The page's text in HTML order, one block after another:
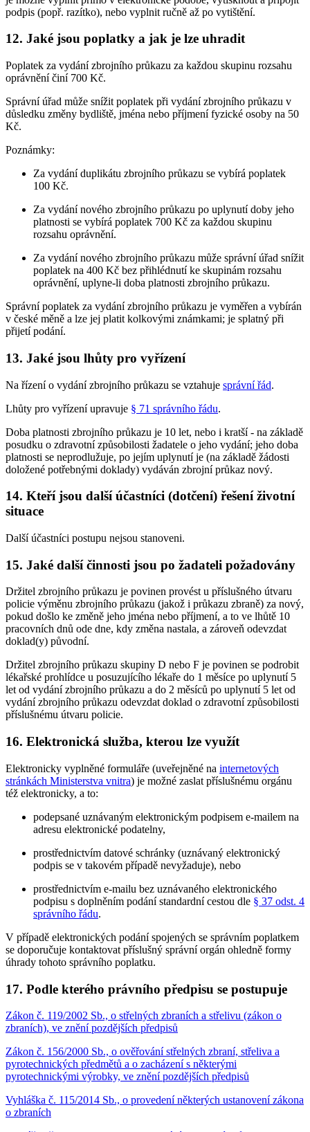
podpis (popř. razítko), nebo vyplnit ručně až po vytištění.
12. Jaké jsou poplatky a jak je lze uhradit
Poplatek za vydání zbrojního průkazu za každou skupinu rozsahu
oprávnění činí 700 Kč.
Správní úřad může snížit poplatek při vydání zbrojního průkazu v
důsledku změny bydliště, jména nebo příjmení fyzické osoby na 50
Kč.
Poznámky:
Za vydání duplikátu zbrojního průkazu se vybírá poplatek
100 Kč.
Za vydání nového zbrojního průkazu po uplynutí doby jeho
platnosti se vybírá poplatek 700 Kč za každou skupinu
rozsahu oprávnění.
Za vydání nového zbrojního průkazu může správní úřad snížit
poplatek na 400 Kč bez přihlédnutí ke skupinám rozsahu
oprávnění, uplyne-li doba platnosti zbrojního průkazu.
Správní poplatek za vydání zbrojního průkazu je vyměřen a vybírán
v české měně a lze jej platit kolkovými známkami; je splatný při
přijetí podání.
13. Jaké jsou lhůty pro vyřízení
Na řízení o vydání zbrojního průkazu se vztahuje správní řád.
Lhůty pro vyřízení upravuje § 71 správního řádu.
Doba platnosti zbrojního průkazu je 10 let, nebo i kratší - na základě
posudku o zdravotní způsobilosti žadatele o jeho vydání; jeho doba
platnosti se neprodlužuje, po jejím uplynutí je (na základě žádosti
doložené potřebnými doklady) vydáván zbrojní průkaz nový.
14. Kteří jsou další účastníci (dotčení) řešení životní
situace
Další účastníci postupu nejsou stanoveni.
15. Jaké další činnosti jsou po žadateli požadovány
Držitel zbrojního průkazu je povinen provést u příslušného útvaru
policie výměnu zbrojního průkazu (jakož i průkazu zbraně) za nový,
pokud došlo ke změně jeho jména nebo příjmení, a to ve lhůtě 10
pracovních dnů ode dne, kdy změna nastala, a zároveň odevzdat
doklad(y) původní.
Držitel zbrojního průkazu skupiny D nebo F je povinen se podrobit
lékařské prohlídce u posuzujícího lékaře do 1 měsíce po uplynutí 5
let od vydání zbrojního průkazu a do 2 měsíců po uplynutí 5 let od
vydání zbrojního průkazu odevzdat doklad o zdravotní způsobilosti
příslušnému útvaru policie.
16. Elektronická služba, kterou lze využít
Elektronicky vyplněné formuláře (uveřejněné na internetových
stránkách Ministerstva vnitra) je možné zaslat příslušnému orgánu
též elektronicky, a to:
podepsané uznávaným elektronickým podpisem e-mailem na
adresu elektronické podatelny,
prostřednictvím datové schránky (uznávaný elektronický
podpis se v takovém případě nevyžaduje), nebo
prostřednictvím e-mailu bez uznávaného elektronického
podpisu s doplněním podání standardní cestou dle § 37 odst. 4
správního řádu.
V případě elektronických podání spojených se správním poplatkem
se doporučuje kontaktovat příslušný správní orgán ohledně formy
úhrady tohoto správního poplatku.
17. Podle kterého právního předpisu se postupuje
Zákon č. 119/2002 Sb., o střelných zbraních a střelivu (zákon o
zbraních), ve znění pozdějších předpisů
Zákon č. 156/2000 Sb., o ověřování střelných zbraní, střeliva a
pyrotechnických předmětů a o zacházení s některými
pyrotechnickými výrobky, ve znění pozdějších předpisů
Vyhláška č. 115/2014 Sb., o provedení některých ustanovení zákona
o zbraních